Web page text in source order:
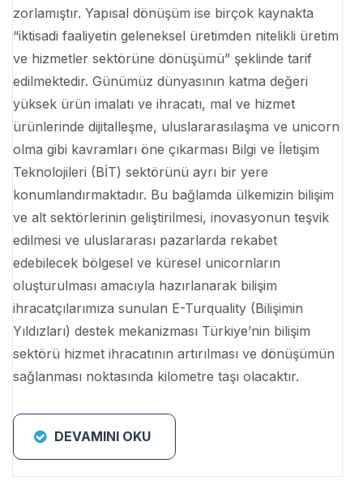
zorlamıştır. Yapısal dönüşüm ise birçok kaynakta
“iktisadi faaliyetin geleneksel üretimden nitelikli üretim
ve hizmetler sektörüne dönüşümü” şeklinde tarif
edilmektedir. Günümüz dünyasının katma değeri
yüksek ürün imalatı ve ihracatı, mal ve hizmet
ürünlerinde dijitalleşme, uluslararasılaşma ve unicorn
olma gibi kavramları öne çıkarması Bilgi ve İletişim
Teknolojileri (BİT) sektörünü ayrı bir yere
konumlandırmaktadır. Bu bağlamda ülkemizin bilişim
ve alt sektörlerinin geliştirilmesi, inovasyonun teşvik
edilmesi ve uluslararası pazarlarda rekabet
edebilecek bölgesel ve küresel unicornların
oluşturulması amacıyla hazırlanarak bilişim
ihracatçılarımıza sunulan E-Turquality (Bilişimin
Yıldızları) destek mekanizması Türkiye’nin bilişim
sektörü hizmet ihracatının artırılması ve dönüşümün
sağlanması noktasında kilometre taşı olacaktır.
DEVAMINI OKU